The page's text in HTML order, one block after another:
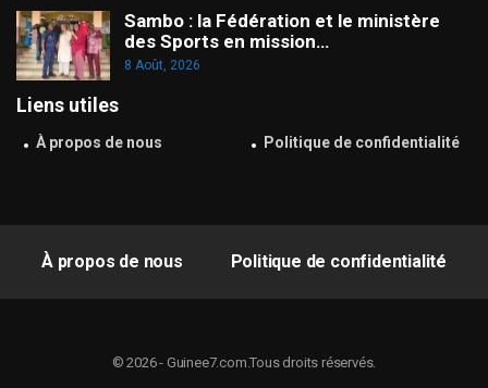
Sambo : la Fédération et le ministère
des Sports en mission…
8 Août, 2026
Liens utiles
À propos de nous Politique de confidentialité
À propos de nous Politique de confidentialité
© 2026 - Guinee7.com.Tous droits réservés.